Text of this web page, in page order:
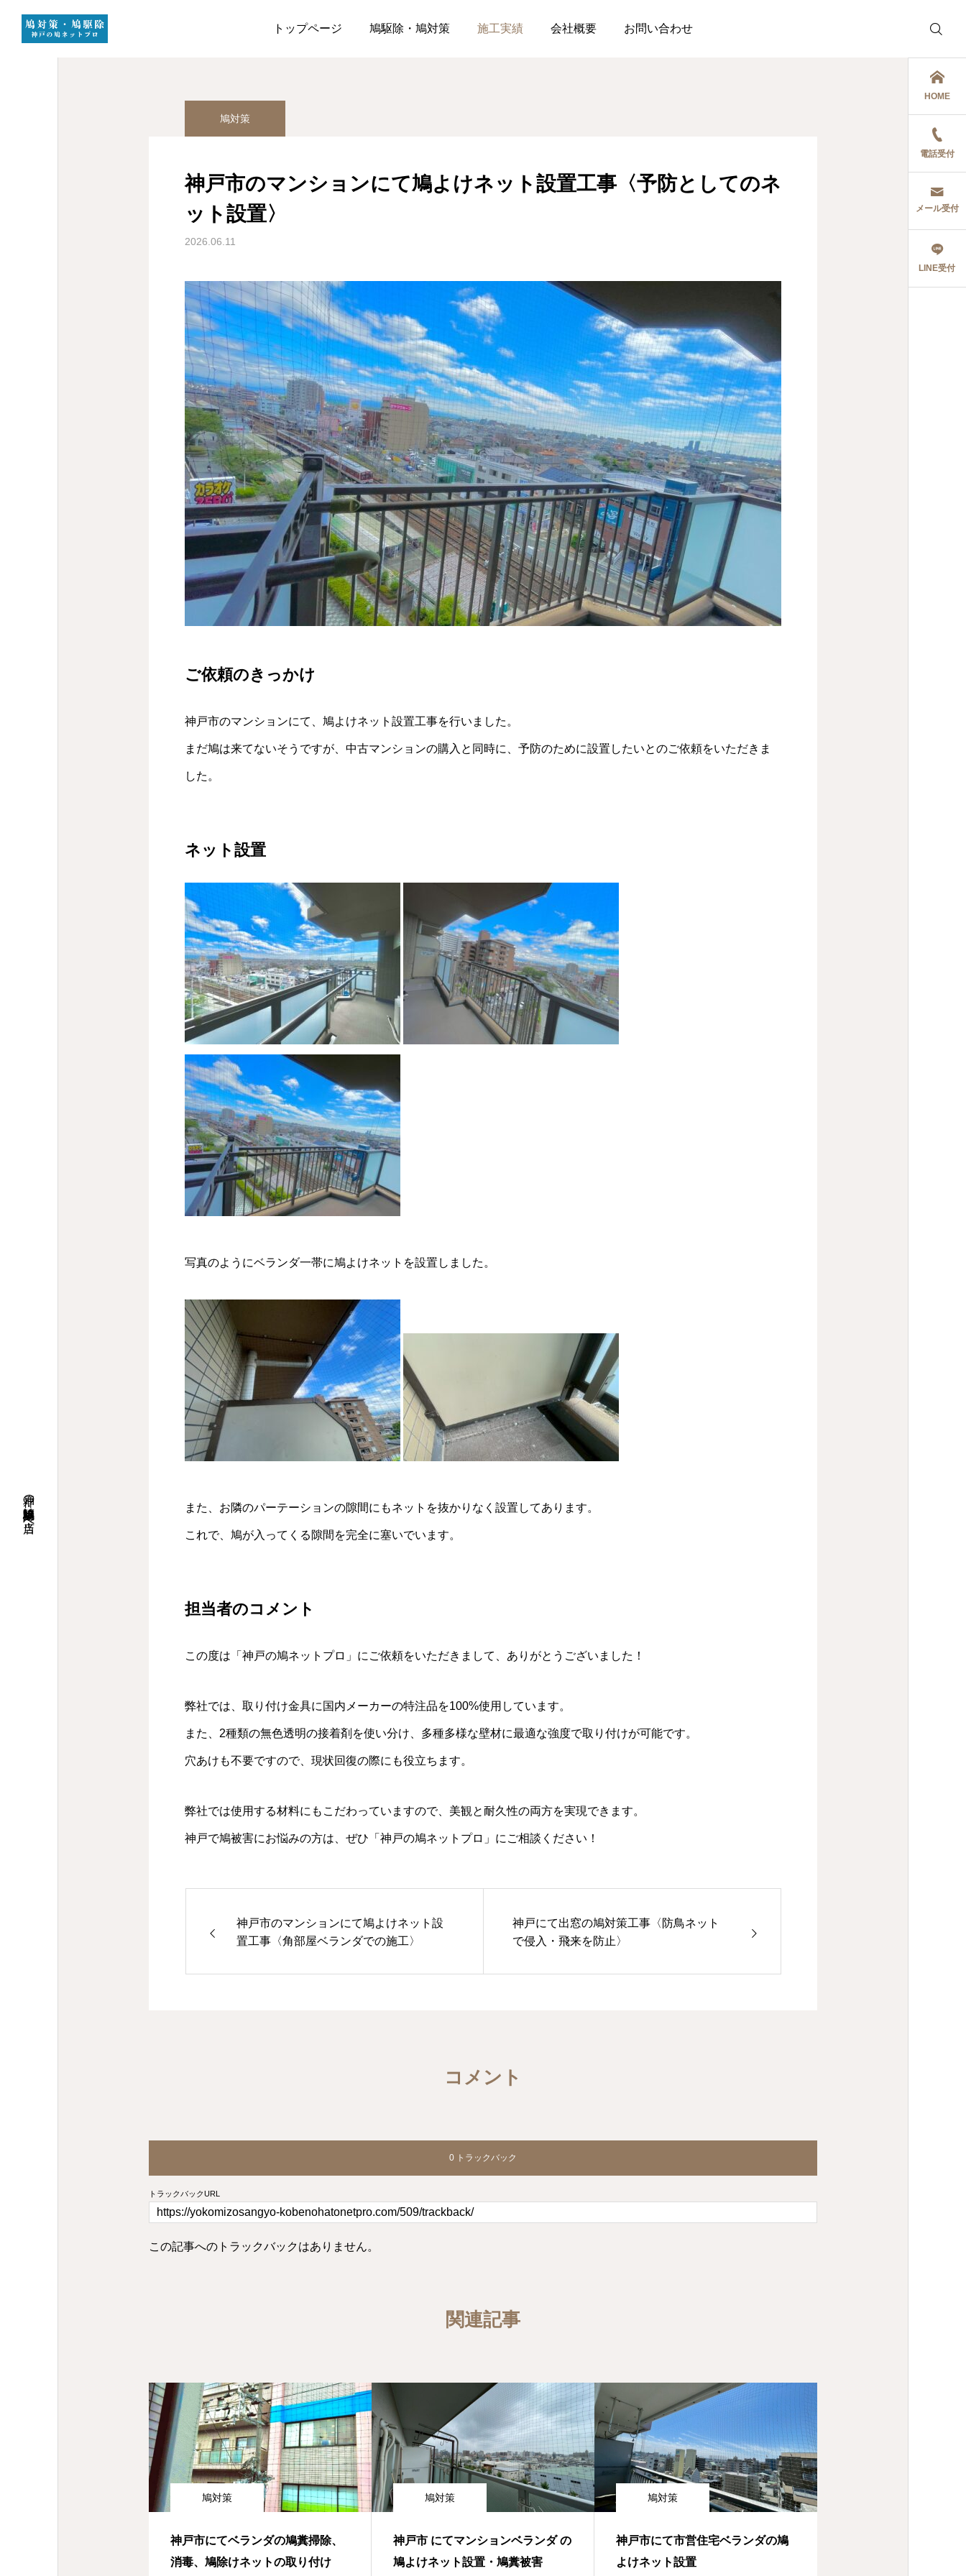
トップページ 鳩駆除・鳩対策 施工実績 会社概要 お問い合わせ
神戸の鳩駆除・鳩対策は当店へ
HOME
電話受付
メール受付
LINE受付
鳩対策 神戸市のマンションにて鳩よけネット設置工事〈予防としてのネット設置〉
鳩対策
神戸市のマンションにて鳩よけネット設置工事〈予防としてのネ
ット設置〉
2026.06.11
ご依頼のきっかけ
神戸市のマンションにて、鳩よけネット設置工事を行いました。
まだ鳩は来てないそうですが、中古マンションの購入と同時に、予防のために設置したいとのご依頼をいただきま
した。
ネット設置
写真のようにベランダ一帯に鳩よけネットを設置しました。
また、お隣のパーテーションの隙間にもネットを抜かりなく設置してあります。
これで、鳩が入ってくる隙間を完全に塞いでいます。
担当者のコメント
この度は「神戸の鳩ネットプロ」にご依頼をいただきまして、ありがとうございました！
弊社では、取り付け金具に国内メーカーの特注品を100%使用しています。
また、2種類の無色透明の接着剤を使い分け、多種多様な壁材に最適な強度で取り付けが可能です。
穴あけも不要ですので、現状回復の際にも役立ちます。
弊社では使用する材料にもこだわっていますので、美観と耐久性の両方を実現できます。
神戸で鳩被害にお悩みの方は、ぜひ「神戸の鳩ネットプロ」にご相談ください！
神戸市のマンションにて鳩よけネット設
置工事〈角部屋ベランダでの施工〉
神戸にて出窓の鳩対策工事〈防鳥ネット
で侵入・飛来を防止〉
コメント
0 トラックバック
トラックバックURL
この記事へのトラックバックはありません。
関連記事
鳩対策
神戸市にてベランダの鳩糞掃除、
消毒、鳩除けネットの取り付け
鳩対策
神戸市 にてマンションベランダ の
鳩よけネット設置・鳩糞被害
鳩対策
神戸市にて市営住宅ベランダの鳩
よけネット設置